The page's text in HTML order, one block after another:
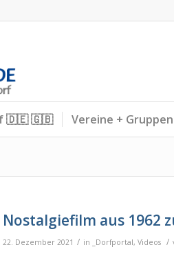
🇩🇪 🇬🇧 Vereine + Gruppen
Nostalgiefilm aus 1962
22. Dezember 2021 / in _Dorfportal, Videos /